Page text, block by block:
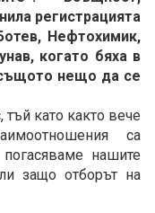
регистрацията
Нефтохимик,
когато бяха в
нещо да се
като както вече
са
нашите
защо отборът на